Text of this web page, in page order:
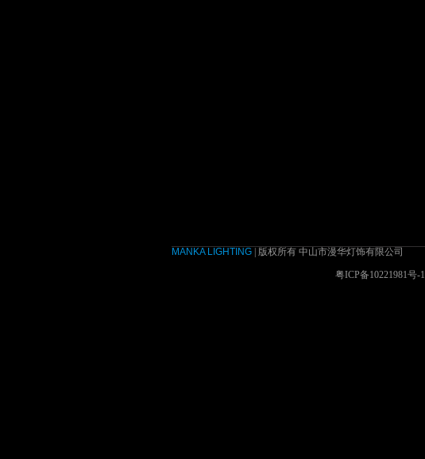
MANKA LIGHTING| 版权所有 中山市漫华灯饰有限公司
粤ICP备10221981号-1